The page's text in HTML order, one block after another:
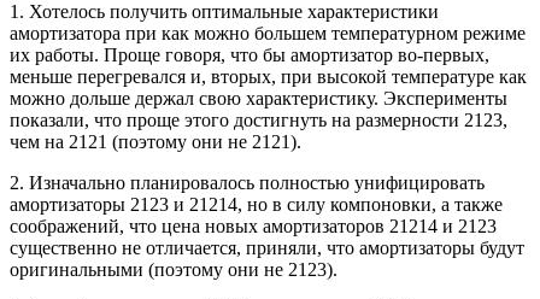
1. Хотелось получить оптимальные характеристики
амортизатора при как можно большем температурном режиме
их работы. Проще говоря, что бы амортизатор во-первых,
меньше перегревался и, вторых, при высокой температуре как
можно дольше держал свою характеристику. Эксперименты
показали, что проще этого достигнуть на размерности 2123,
чем на 2121 (поэтому они не 2121).
2. Изначально планировалось полностью унифицировать
амортизаторы 2123 и 21214, но в силу компоновки, а также
соображений, что цена новых амортизаторов 21214 и 2123
существенно не отличается, приняли, что амортизаторы будут
оригинальными (поэтому они не 2123).